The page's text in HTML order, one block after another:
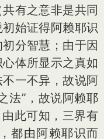
有之意非是共同
始证得阿赖耶识
分智慧；由于因
体所显示之真如
一不异，故说阿
法”，故说阿赖耶
此可知，三界有
都由阿赖耶识而